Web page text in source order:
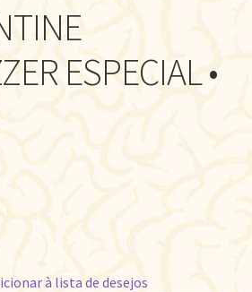
ESPECIAL •
à lista de desejos